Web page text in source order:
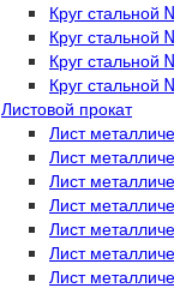
Круг стальной
Круг стальной
Круг стальной
Круг стальной
Листовой прокат
Лист
Лист
Лист
Лист
Лист
Лист
Лист